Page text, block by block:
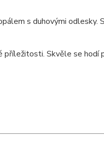
s duhovými
Skvěle se